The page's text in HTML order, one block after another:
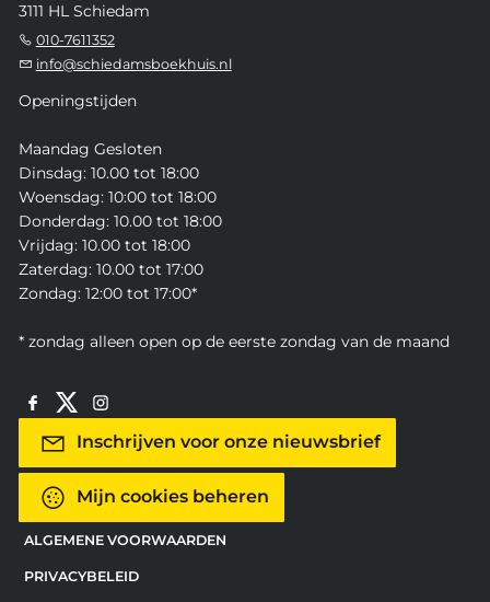
3111 HL Schiedam
010-7611352
info@schiedamsboekhuis.nl
Openingstijden
Maandag Gesloten
Dinsdag: 10.00 tot 18:00
Woensdag: 10:00 tot 18:00
Donderdag: 10.00 tot 18:00
Vrijdag: 10.00 tot 18:00
Zaterdag: 10.00 tot 17:00
Zondag: 12:00 tot 17:00*
* zondag alleen open op de eerste zondag van de maand
Inschrijven voor onze nieuwsbrief
Mijn cookies beheren
ALGEMENE VOORWAARDEN
PRIVACYBELEID